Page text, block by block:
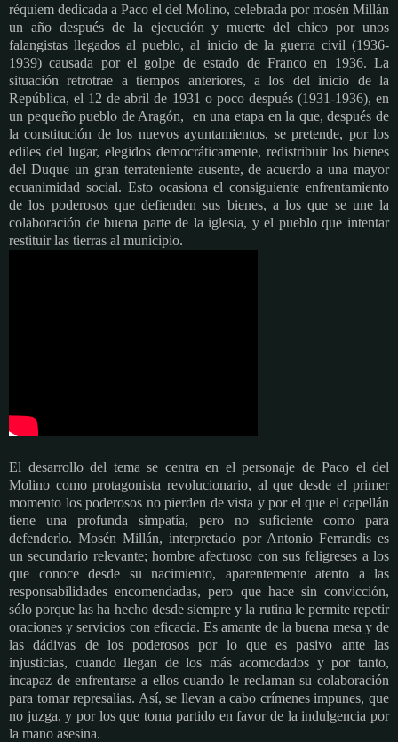
réquiem dedicada a Paco el del Molino, celebrada por mosén Millán
un año después de la ejecución y muerte del chico por unos
falangistas llegados al pueblo, al inicio de la guerra civil (1936-
1939) causada por el golpe de estado de Franco en 1936. La
situación retrotrae a tiempos anteriores, a los del inicio de la
República, el 12 de abril de 1931 o poco después (1931-1936), en
un pequeño pueblo de Aragón, en una etapa en la que, después de
la constitución de los nuevos ayuntamientos, se pretende, por los
ediles del lugar, elegidos democráticamente, redistribuir los bienes
del Duque un gran terrateniente ausente, de acuerdo a una mayor
ecuanimidad social. Esto ocasiona el consiguiente enfrentamiento
de los poderosos que defienden sus bienes, a los que se une la
colaboración de buena parte de la iglesia, y el pueblo que intentar
restituir las tierras al municipio.
El desarrollo del tema se centra en el personaje de Paco el del
Molino como protagonista revolucionario, al que desde el primer
momento los poderosos no pierden de vista y por el que el capellán
tiene una profunda simpatía, pero no suficiente como para
defenderlo. Mosén Millán, interpretado por Antonio Ferrandis es
un secundario relevante; hombre afectuoso con sus feligreses a los
que conoce desde su nacimiento, aparentemente atento a las
responsabilidades encomendadas, pero que hace sin convicción,
sólo porque las ha hecho desde siempre y la rutina le permite repetir
oraciones y servicios con eficacia. Es amante de la buena mesa y de
las dádivas de los poderosos por lo que es pasivo ante las
injusticias, cuando llegan de los más acomodados y por tanto,
incapaz de enfrentarse a ellos cuando le reclaman su colaboración
para tomar represalias. Así, se llevan a cabo crímenes impunes, que
no juzga, y por los que toma partido en favor de la indulgencia por
la mano asesina.